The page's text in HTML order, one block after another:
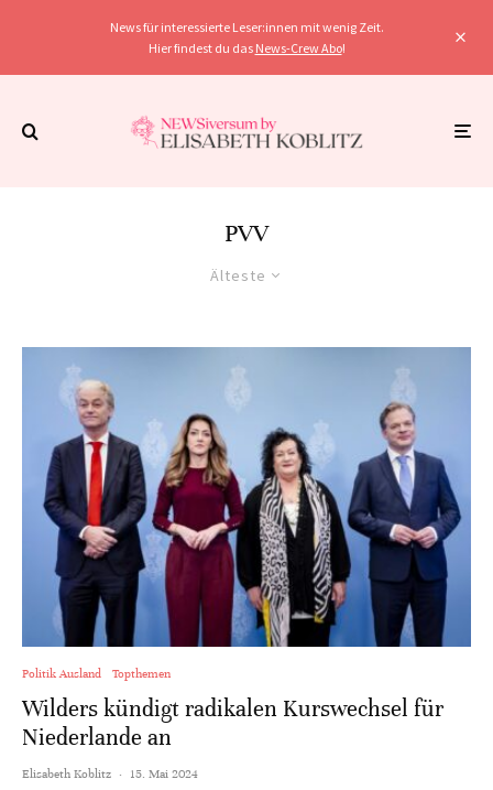
News für interessierte Leser:innen mit wenig Zeit.
Hier findest du das News-Crew Abo!
PVV
Älteste
Politik Ausland Topthemen
Wilders kündigt radikalen Kurswechsel für
Niederlande an
Elisabeth Koblitz · 15. Mai 2024